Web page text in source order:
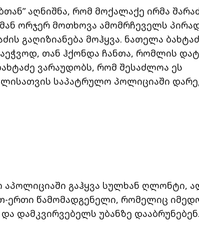
აღნიშნა, რომ მოქალაქე ირმა
ორჯერ მოთხოვა ამომრჩეველს
გაღიზიანება მოჰყვა. ნათელა
თან ჰქონდა ჩანთა, რომლის
ვარაუდობს, რომ შესაძლოა ეს
საპატრულო პოლიციაში
გაჰყვა სულხან ღლონტი,
ერთი წამომადგენელი, რომელიც
დამკვირვებელს უბანზე დააბრუნებენ.